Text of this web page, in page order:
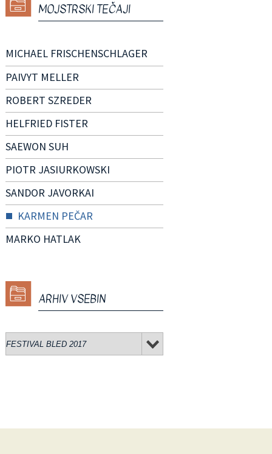
MOJSTRSKI TEČAJI
MICHAEL FRISCHENSCHLAGER
PAIVYT MELLER
ROBERT SZREDER
HELFRIED FISTER
SAEWON SUH
PIOTR JASIURKOWSKI
SANDOR JAVORKAI
KARMEN PEČAR
MARKO HATLAK
ARHIV VSEBIN